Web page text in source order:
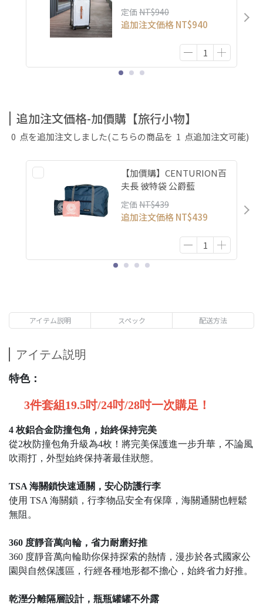
定価 NT$940
追加注文価格NT$940
追加注文価格-加價購【旅行小物】
0 点を追加注文しました(こちらの商品を 1 点追加注文可能)
【加價購】CENTURION百
夫長 彼特袋 公爵藍
定価 NT$439
追加注文価格NT$439
アイテム説明 スペック 配送方法
アイテム説明
特色：
3件套組19.5吋/24吋/28吋一次購足！
4 枚鋁合金防撞包角，始終保持完美
從2枚防撞包角升級為4枚！將完美保護進一步升華，不論風
吹雨打，外型始終保持著最佳狀態。
TSA 海關鎖快速通關，安心防護行李
使用 TSA 海關鎖，行李物品安全有保障，海關通關也輕鬆
無阻。
360 度靜音萬向輪，省力耐磨好推
360 度靜音萬向輪助你保持探索的熱情，漫步於各式國家公
園與自然保護區，行經各種地形都不擔心，始終省力好推。
乾溼分離隔層設計，瓶瓶罐罐不外露